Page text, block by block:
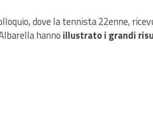
dove la tennista 22enne,
hanno illustrato i grandi